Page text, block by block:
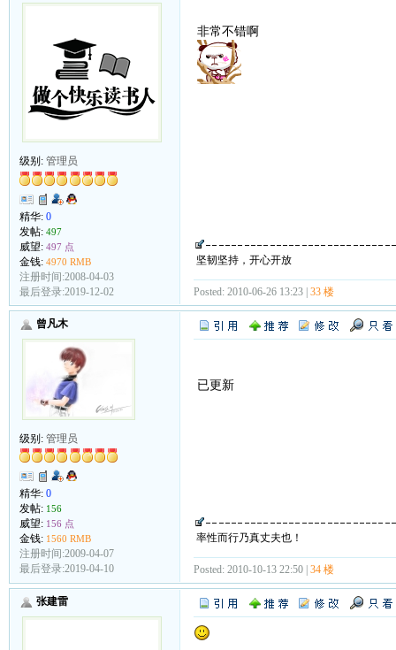
级别: 管理员
精华: 0
发帖: 497
威望: 497 点
金钱: 4970 RMB
注册时间:2008-04-03
最后登录:2019-12-02
非常不错啊
坚韧坚持，开心开放
Posted: 2010-06-26 13:23 | 33 楼
曾凡木
级别: 管理员
精华: 0
发帖: 156
威望: 156 点
金钱: 1560 RMB
注册时间:2009-04-07
最后登录:2019-04-10
已更新
率性而行乃真丈夫也！
Posted: 2010-10-13 22:50 | 34 楼
张建雷